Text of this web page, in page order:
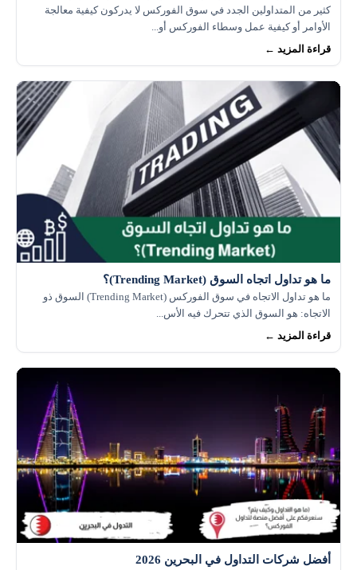
كثير من المتداولين الجدد في سوق الفوركس لا يدركون كيفية معالجة
الأوامر أو كيفية عمل وسطاء الفوركس أو...
قراءة المزيد ←
ما هو تداول اتجاه السوق (Trending Market)؟
ما هو تداول الاتجاه في سوق الفوركس (Trending Market) السوق ذو
الاتجاه: هو السوق الذي تتحرك فيه الأس...
قراءة المزيد ←
أفضل شركات التداول في البحرين 2026